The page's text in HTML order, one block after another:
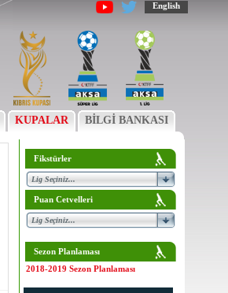
English
KUPALAR BİLGİ BANKASI
Fikstürler
Puan Cetvelleri
Sezon Planlaması
2018-2019 Sezon Planlaması